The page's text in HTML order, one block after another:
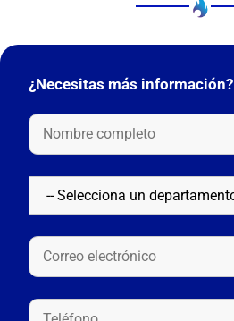
¿Necesitas más información?